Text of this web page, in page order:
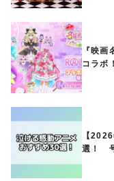
『映
コラボ
【
選！